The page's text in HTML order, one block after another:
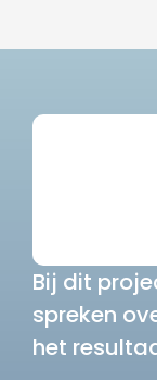
Bij dit
spreken
het